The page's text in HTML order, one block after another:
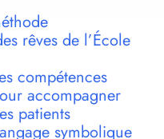
rêves de l’École
compétences
accompagner
patients
symbolique